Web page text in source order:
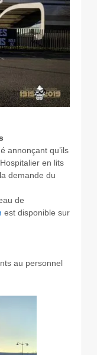
annonçant qu’ils
en lits
demande du
de
est disponible sur
au personnel